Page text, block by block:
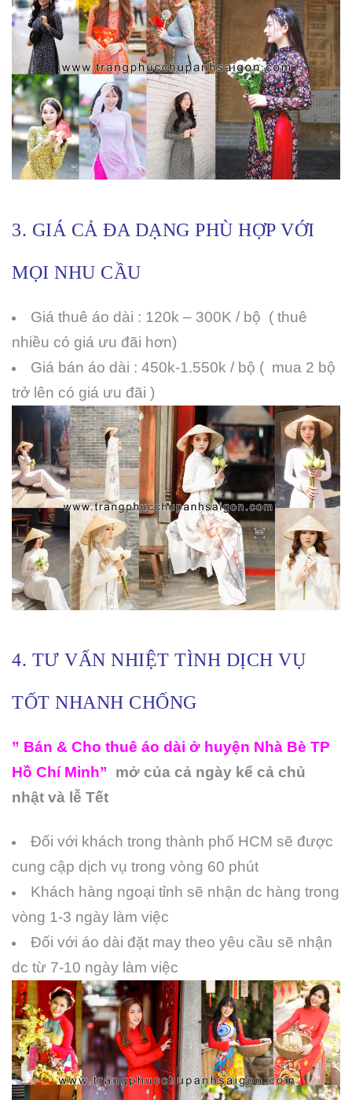
3. GIÁ CẢ ĐA DẠNG PHÙ HỢP VỚI
MỌI NHU CẦU
Giá thuê áo dài : 120k – 300K / bộ ( thuê
nhiều có giá ưu đãi hơn)
Giá bán áo dài : 450k-1.550k / bộ ( mua 2 bộ
trở lên có giá ưu đãi )
4. TƯ VẤN NHIỆT TÌNH DỊCH VỤ
TỐT NHANH CHỐNG
” Bán & Cho thuê áo dài ở huyện Nhà Bè TP
Hồ Chí Minh” mở của cả ngày kể cả chủ
nhật và lễ Tết
Đối với khách trong thành phố HCM sẽ được
cung cập dịch vụ trong vòng 60 phút
Khách hàng ngoại tỉnh sẽ nhận dc hàng trong
vòng 1-3 ngày làm việc
Đối với áo dài đặt may theo yêu cầu sẽ nhận
dc từ 7-10 ngày làm việc